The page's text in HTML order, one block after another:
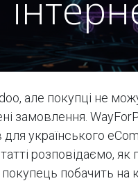
але покупці не
замовлення.
українського
розповідаємо,
побачить на